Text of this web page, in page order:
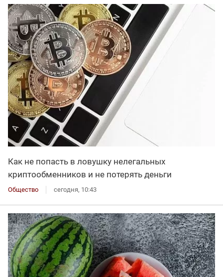
Как не попасть в ловушку нелегальных
криптообменников и не потерять деньги
Общество сегодня, 10:43